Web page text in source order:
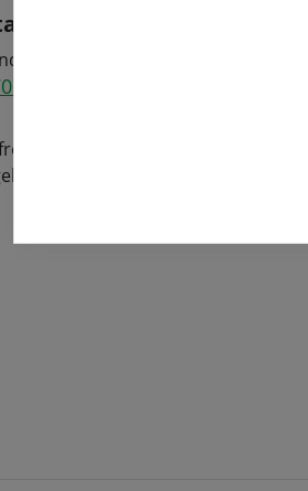
telefonisch erreichbar unter:
600490-0
uns über eine Nachricht!
zum